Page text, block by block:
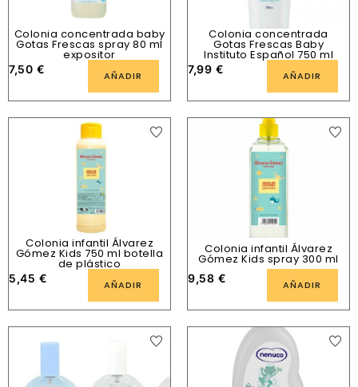
Colonia concentrada baby
Gotas Frescas spray 80 ml
expositor
7,50 € AÑADIR
Colonia concentrada
Gotas Frescas Baby
Instituto Español 750 ml
7,99 € AÑADIR
Colonia infantil Álvarez
Gómez Kids 750 ml botella
de plástico
5,45 € AÑADIR
Colonia infantil Álvarez
Gómez Kids spray 300 ml
9,58 € AÑADIR